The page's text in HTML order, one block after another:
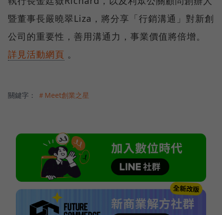
暨董事長嚴曉翠Liza，將分享「行銷溝通」對新創
公司的重要性，善用溝通力，事業價值將倍增。
詳見活動網頁 。
關鍵字： ＃Meet創業之星